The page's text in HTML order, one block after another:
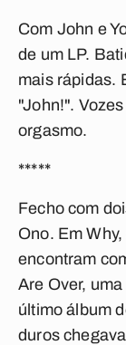
Com John e
de um LP.
mais rápidas.
"John!".
orgasmo.
*****
Fecho com
Ono. EmWhy,
encontram
Are Over,
último álbum
duros